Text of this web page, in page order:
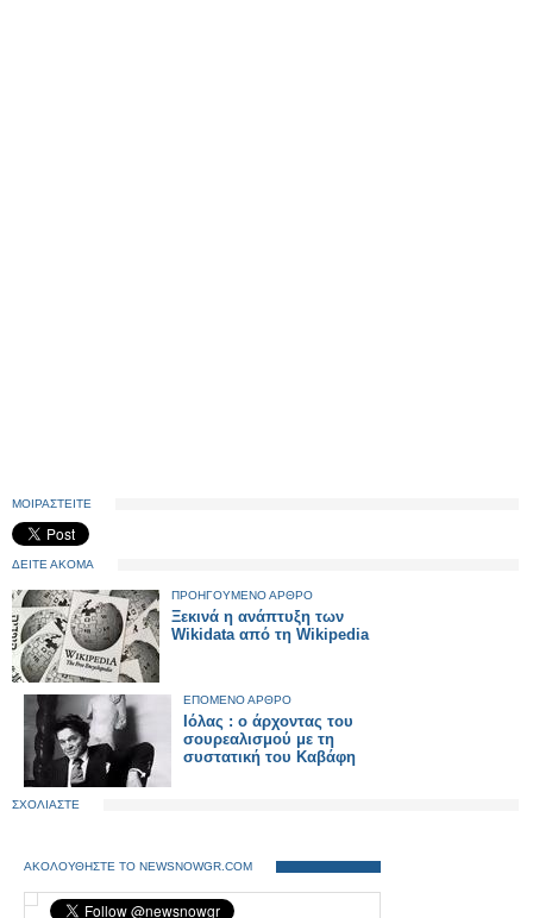
ΜΟΙΡΑΣΤΕΙΤΕ
ΔΕΙΤΕ ΑΚΟΜΑ
ΠΡΟΗΓΟΥΜΕΝΟ ΑΡΘΡΟ
Ξεκινά η ανάπτυξη των
Wikidata από τη Wikipedia
ΕΠΟΜΕΝΟ ΑΡΘΡΟ
Ιόλας : ο άρχοντας του
σουρεαλισμού με τη
συστατική του Καβάφη
ΣΧΟΛΙΑΣΤΕ
ΑΚΟΛΟΥΘΗΣΤΕ ΤΟ NEWSNOWGR.COM